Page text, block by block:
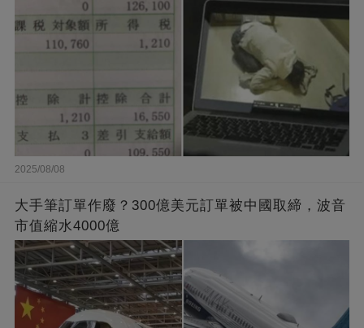
2025/08/08
大手筆訂單作廢？300億美元訂單被中國取締，波音
市值縮水4000億